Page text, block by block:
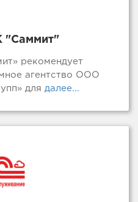
рекомендует
агентство ООО
для далее...